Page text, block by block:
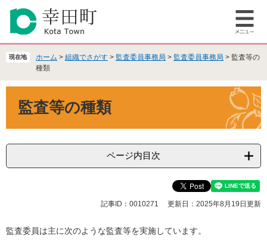
の
で
ー
ば
文
へ
メ
ー
現在地 ホーム > 組織でさがす > 監査委員事務局 > 監査委員事務局 > 監査等の
種類
監査等の種類
ページ内目次
記事ID：0010271 更新日：2025年8月19日更新
監査委員は主に次のような監査等を実施しています。